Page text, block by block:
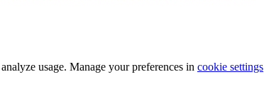
usage. Manage your preferences in cookie settings